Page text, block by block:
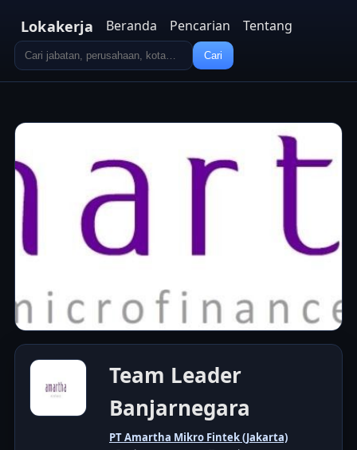
Lokakerja Beranda Pencarian Tentang
Cari
Team Leader
Banjarnegara
PT Amartha Mikro Fintek (Jakarta)